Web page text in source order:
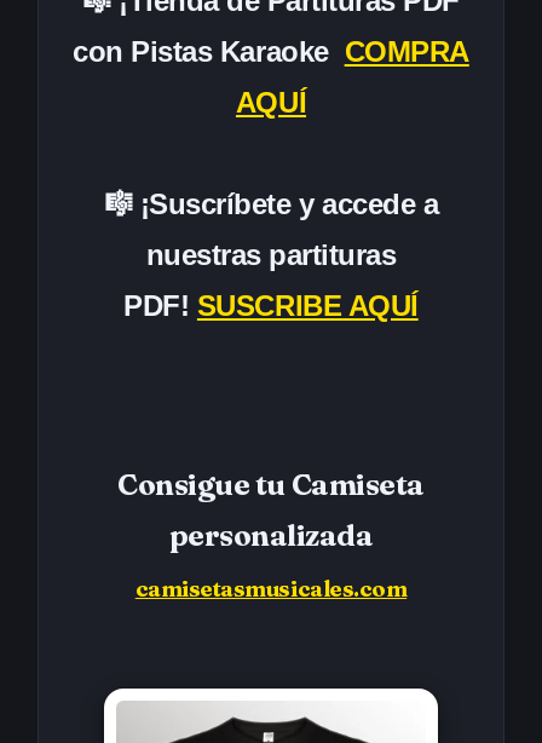
con Pistas Karaoke COMPRA
AQUÍ
🎼 ¡Suscríbete y accede a
nuestras partituras
PDF! SUSCRIBE AQUÍ
Consigue tu Camiseta
personalizada
camisetasmusicales.com